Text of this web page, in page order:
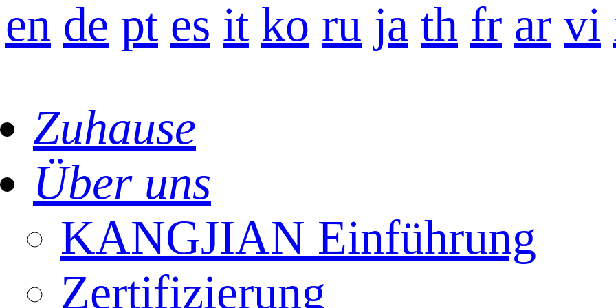
en de pt es it ko ru ja th fr ar vi
Zuhause
Über uns
KANGJIAN Einführung
Zertifizierung